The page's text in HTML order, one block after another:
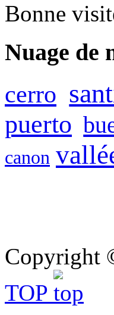
Bonne
Nuage de
cerro
puerto
canon
Copyright
TOP